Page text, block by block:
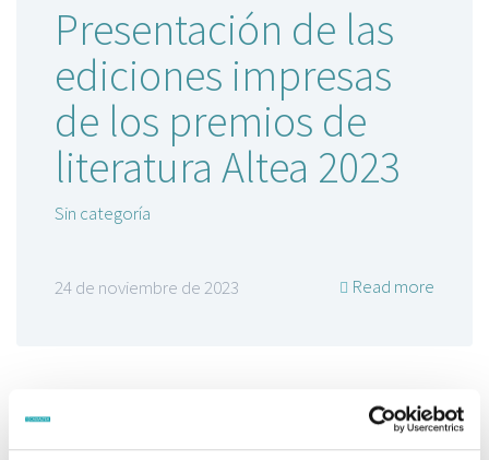
Presentación de las
ediciones impresas
de los premios de
literatura Altea 2023
Sin categoría
24 de noviembre de 2023 Read more